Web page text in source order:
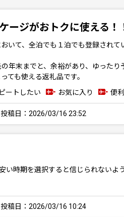
ージがおトクに使える！
いて、全泊でも１泊でも登録され
年末までと、余裕があり、ゆったり
ても使える返礼品です。
ートしたい お気に入り 便利
投稿日：2026/03/16 23:52
時期を選択すると信じられないよ
投稿日：2026/03/16 10:24